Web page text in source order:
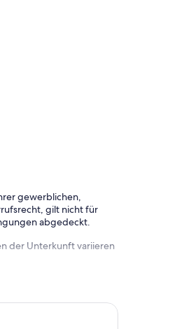
gewerblichen,
gilt nicht für
abgedeckt.
der Unterkunft variieren